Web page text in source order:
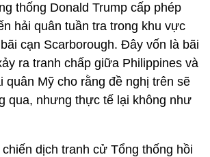
thống Donald Trump cấp phép
hải quân tuần tra trong khu vực
cạn Scarborough. Đây vốn là bãi
ra tranh chấp giữa Philippines và
quân Mỹ cho rằng đề nghị trên sẽ
qua, nhưng thực tế lại không như
dịch tranh cử Tổng thống hồi